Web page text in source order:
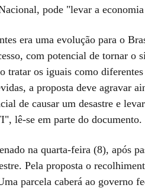
pode "levar a
era uma evolução para o
com potencial de tornar o
tratar os iguais como
a proposta deve agravar
de causar um desastre e
lê-se em parte do documento.
na quarta-feira (8), após
Pela proposta o
parcela caberá ao governo